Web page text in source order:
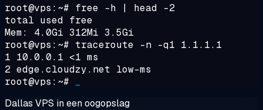
root@vps:~# free -h | head -2
total used free
Mem: 4.0Gi 312Mi 3.5Gi
root@vps:~# traceroute -n -q1 1.1.1.1
1 10.0.0.1 <1 ms
2 edge.cloudzy.net low-ms
root@vps:~#
Dallas VPS in een oogopslag